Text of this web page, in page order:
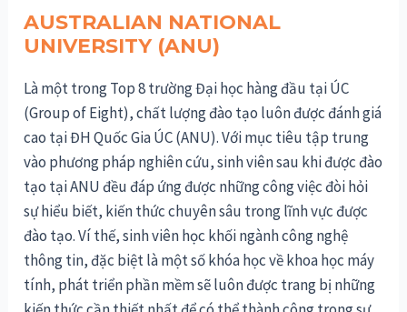
AUSTRALIAN NATIONAL
UNIVERSITY (ANU)
Là một trong Top 8 trường Đại học hàng đầu tại ÚC
(Group of Eight), chất lượng đào tạo luôn được đánh giá
cao tại ĐH Quốc Gia ÚC (ANU). Với mục tiêu tập trung
vào phương pháp nghiên cứu, sinh viên sau khi được đào
tạo tại ANU đều đáp ứng được những công việc đòi hỏi
sự hiểu biết, kiến thức chuyên sâu trong lĩnh vực được
đào tạo. Ví thế, sinh viên học khối ngành công nghệ
thông tin, đặc biệt là một số khóa học về khoa học máy
tính, phát triển phần mềm sẽ luôn được trang bị những